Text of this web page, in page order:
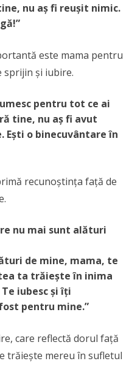
nu aș fi reușit nimic.
este mama pentru
sprijin și iubire.
pentru tot ce ai
tine, nu aș fi avut
Ești o binecuvântare în
recunoștința față de
nu mai sunt alături
de mine, mama, te
ta trăiește în inima
iubesc și îți
pentru mine.”
care reflectă dorul față
trăiește mereu în sufletul